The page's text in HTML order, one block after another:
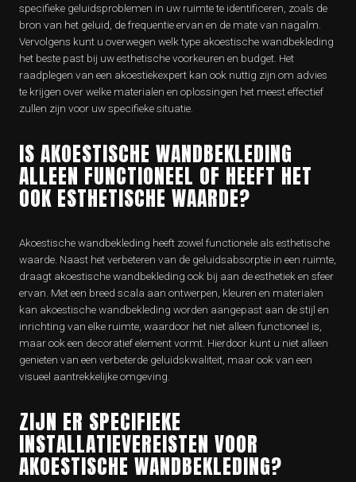
specifieke geluidsproblemen in uw ruimte te identificeren, zoals de
bron van het geluid, de frequentie ervan en de mate van nagalm.
Vervolgens kunt u overwegen welk type akoestische wandbekleding
het beste past bij uw esthetische voorkeuren en budget. Het
raadplegen van een akoestiekexpert kan ook nuttig zijn om advies
te krijgen over welke materialen en oplossingen het meest effectief
zullen zijn voor uw specifieke situatie.
IS AKOESTISCHE WANDBEKLEDING
ALLEEN FUNCTIONEEL OF HEEFT HET
OOK ESTHETISCHE WAARDE?
Akoestische wandbekleding heeft zowel functionele als esthetische
waarde. Naast het verbeteren van de geluidsabsorptie in een ruimte,
draagt akoestische wandbekleding ook bij aan de esthetiek en sfeer
ervan. Met een breed scala aan ontwerpen, kleuren en materialen
kan akoestische wandbekleding worden aangepast aan de stijl en
inrichting van elke ruimte, waardoor het niet alleen functioneel is,
maar ook een decoratief element vormt. Hierdoor kunt u niet alleen
genieten van een verbeterde geluidskwaliteit, maar ook van een
visueel aantrekkelijke omgeving.
ZIJN ER SPECIFIEKE
INSTALLATIEVEREISTEN VOOR
AKOESTISCHE WANDBEKLEDING?